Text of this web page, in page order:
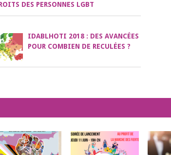
DES PERSONNES LGBT
IDABLHOTI 2018 : DES AVANCÉES
POUR COMBIEN DE RECULÉES ?